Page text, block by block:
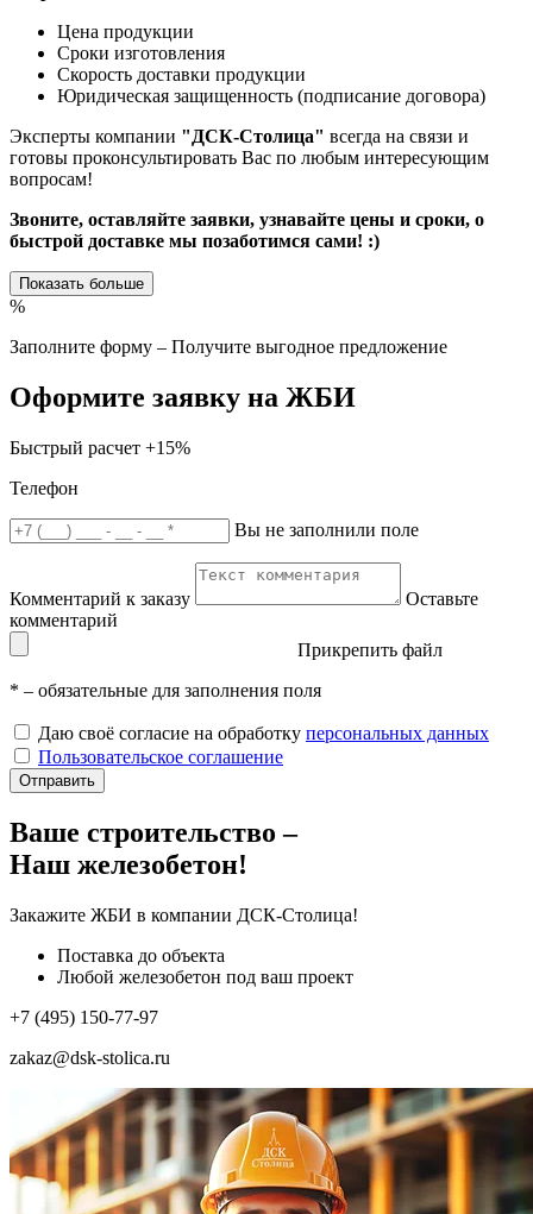
Цена продукции
Сроки изготовления
Скорость доставки продукции
Юридическая защищенность (подписание договора)
Эксперты компании "ДСК-Столица" всегда на связи и
готовы проконсультировать Вас по любым интересующим
вопросам!
Звоните, оставляйте заявки, узнавайте цены и сроки, о
быстрой доставке мы позаботимся сами! :)
Показать больше
%
Заполните форму – Получите выгодное предложение
Оформите заявку на ЖБИ
Быстрый расчет +15%
Телефон
Вы не заполнили поле
Комментарий к заказу
Оставьте
комментарий
Прикрепить файл
* – обязательные для заполнения поля
Даю своё согласие на обработку персональных данных
Пользовательское соглашение
Отправить
Ваше строительство –
Наш железобетон!
Закажите ЖБИ в компании ДСК-Столица!
Поставка до объекта
Любой железобетон под ваш проект
+7 (495) 150-77-97
zakaz@dsk-stolica.ru